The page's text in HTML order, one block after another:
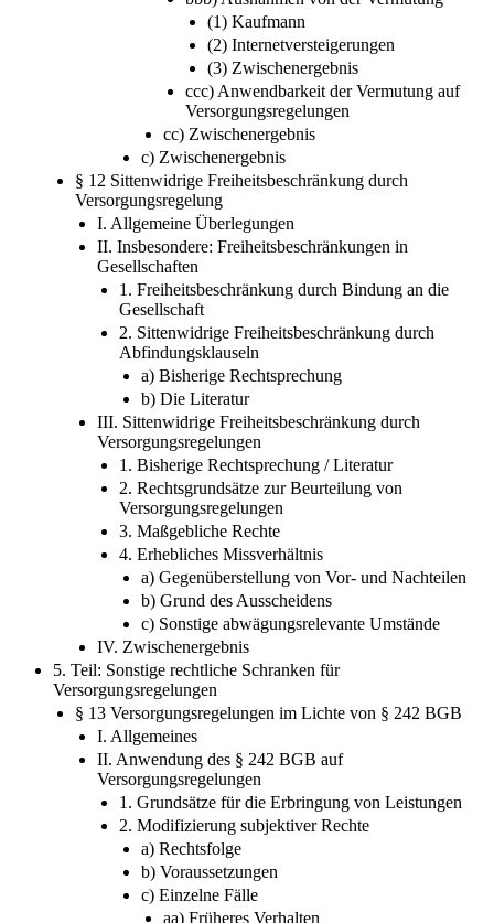
aaa) Ratio der Vermutung
bbb) Ausnahmen von der Vermutung
(1) Kaufmann
(2) Internetversteigerungen
(3) Zwischenergebnis
ccc) Anwendbarkeit der Vermutung auf
Versorgungsregelungen
cc) Zwischenergebnis
c) Zwischenergebnis
§ 12 Sittenwidrige Freiheitsbeschränkung durch
Versorgungsregelung
I. Allgemeine Überlegungen
II. Insbesondere: Freiheitsbeschränkungen in
Gesellschaften
1. Freiheitsbeschränkung durch Bindung an die
Gesellschaft
2. Sittenwidrige Freiheitsbeschränkung durch
Abfindungsklauseln
a) Bisherige Rechtsprechung
b) Die Literatur
III. Sittenwidrige Freiheitsbeschränkung durch
Versorgungsregelungen
1. Bisherige Rechtsprechung / Literatur
2. Rechtsgrundsätze zur Beurteilung von
Versorgungsregelungen
3. Maßgebliche Rechte
4. Erhebliches Missverhältnis
a) Gegenüberstellung von Vor- und Nachteilen
b) Grund des Ausscheidens
c) Sonstige abwägungsrelevante Umstände
IV. Zwischenergebnis
5. Teil: Sonstige rechtliche Schranken für
Versorgungsregelungen
§ 13 Versorgungsregelungen im Lichte von § 242 BGB
I. Allgemeines
II. Anwendung des § 242 BGB auf
Versorgungsregelungen
1. Grundsätze für die Erbringung von Leistungen
2. Modifizierung subjektiver Rechte
a) Rechtsfolge
b) Voraussetzungen